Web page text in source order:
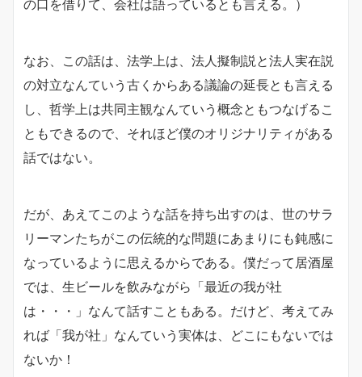
の口を借りて、会社は語っているとも言える。）
なお、この話は、法学上は、法人擬制説と法人実在説
の対立なんていう古くからある議論の延長とも言える
し、哲学上は共同主観なんていう概念ともつなげるこ
ともできるので、それほど僕のオリジナリティがある
話ではない。
だが、あえてこのような話を持ち出すのは、世のサラ
リーマンたちがこの伝統的な問題にあまりにも鈍感に
なっているように思えるからである。僕だって居酒屋
では、生ビールを飲みながら「最近の我が社
は・・・」なんて話すこともある。だけど、考えてみ
れば「我が社」なんていう実体は、どこにもないでは
ないか！